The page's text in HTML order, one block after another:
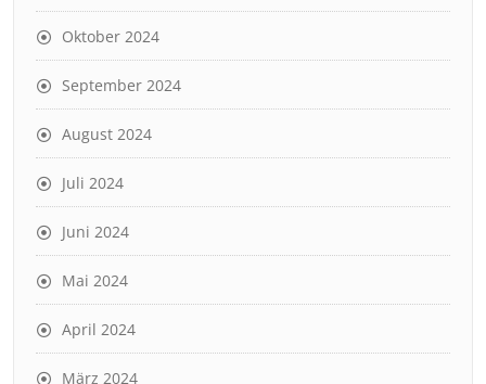
Oktober 2024
September 2024
August 2024
Juli 2024
Juni 2024
Mai 2024
April 2024
März 2024